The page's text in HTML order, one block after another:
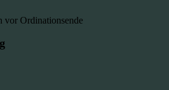
vor Ordinationsende